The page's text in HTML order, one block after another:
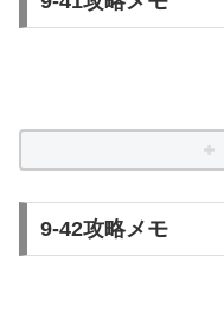
9-42攻略メモ